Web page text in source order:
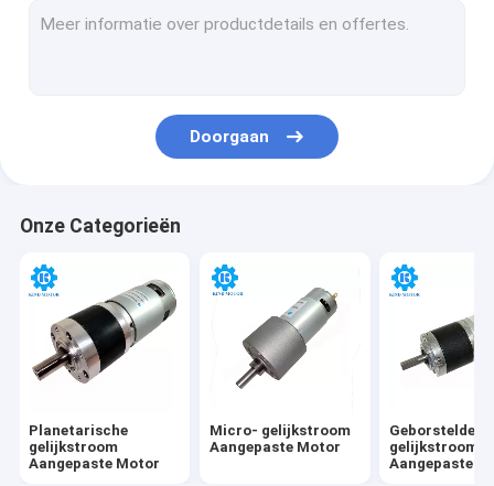
N20 gelijkstroom-Toestelmotor
Micro Geborstelde gelijkstroom-Motor
Gelijkstroom-Trillingsmotor
Doorgaan
Onze Categorieën
Planetarische
gelijkstroom
Aangepaste Motor
Micro- gelijkstroom
Aangepaste Motor
Geborstelde
gelijkstroom
Aangepaste